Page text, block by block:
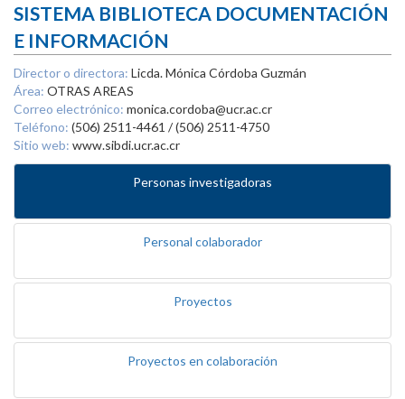
SISTEMA BIBLIOTECA DOCUMENTACIÓN
E INFORMACIÓN
Director o directora: Licda. Mónica Córdoba Guzmán
Área: OTRAS AREAS
Correo electrónico: monica.cordoba@ucr.ac.cr
Teléfono: (506) 2511-4461 / (506) 2511-4750
Sitio web: www.sibdi.ucr.ac.cr
Personas investigadoras
Personal colaborador
Proyectos
Proyectos en colaboración